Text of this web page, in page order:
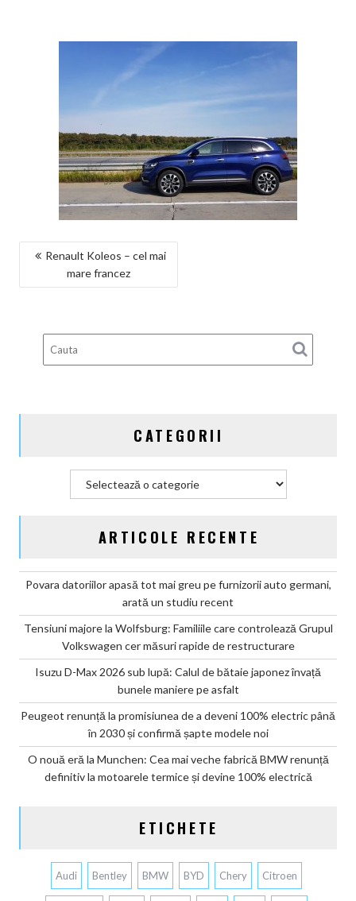
NAVIGARE
Renault Koleos – cel mai
mare francez
CATEGORII
ARTICOLE RECENTE
Povara datoriilor apasă tot mai greu pe furnizorii auto germani,
arată un studiu recent
Tensiuni majore la Wolfsburg: Familiile care controlează Grupul
Volkswagen cer măsuri rapide de restructurare
Isuzu D-Max 2026 sub lupă: Calul de bătaie japonez învață
bunele maniere pe asfalt
Peugeot renunță la promisiunea de a deveni 100% electric până
în 2030 și confirmă șapte modele noi
O nouă eră la Munchen: Cea mai veche fabrică BMW renunță
definitiv la motoarele termice și devine 100% electrică
ETICHETE
Audi Bentley BMW BYD Chery Citroen